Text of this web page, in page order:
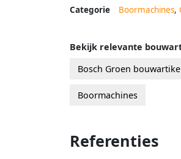
Categorie Boormachines,
Bekijk relevante
Bosch Groen
Boormachines
Referenties